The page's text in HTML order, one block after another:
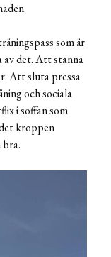
som är
av det. Att stanna
Att sluta pressa
och sociala
i soffan som
kroppen
bra.